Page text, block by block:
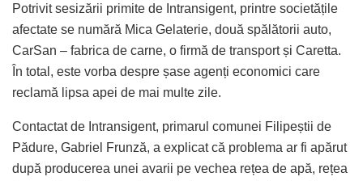
Potrivit sesizării primite de Intransigent, printre societățile
afectate se numără Mica Gelaterie, două spălătorii auto,
CarSan – fabrica de carne, o firmă de transport și Caretta.
În total, este vorba despre șase agenți economici care
reclamă lipsa apei de mai multe zile.
Contactat de Intransigent, primarul comunei Filipeștii de
Pădure, Gabriel Frunză, a explicat că problema ar fi apărut
după producerea unei avarii pe vechea rețea de apă, rețea